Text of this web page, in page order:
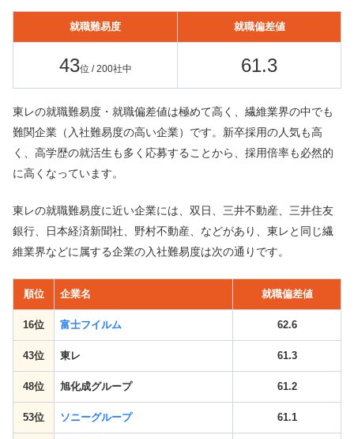
就職難易度 就職偏差値
43位 / 200社中 61.3
東レの就職難易度・就職偏差値は極めて高く、繊維業界の中でも
難関企業（入社難易度の高い企業）です。新卒採用の人気も高
く、高学歴の就活生も多く応募することから、採用倍率も必然的
に高くなっています。
東レの就職難易度に近い企業には、双日、三井不動産、三井住友
銀行、日本経済新聞社、野村不動産、などがあり、東レと同じ繊
維業界などに属する企業の入社難易度は次の通りです。
順位 企業名 就職偏差値
16位 富士フイルム 62.6
43位 東レ 61.3
48位 旭化成グループ 61.2
53位 ソニーグループ 61.1